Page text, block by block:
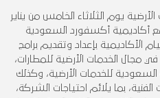
يوم الثلاثاء الخامس من يناير
مع أكاديمية أكسفورد السعودية
الأكاديمية بإعداد وتقديم برامج
مجال الخدمات الأرضية للمطارات،
للخدمات الأرضية، وكذلك
بما يلائم احتياجات الشركة،